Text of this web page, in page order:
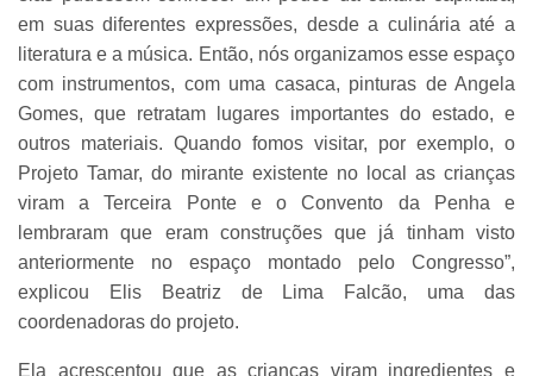
em suas diferentes expressões, desde a culinária até a
literatura e a música. Então, nós organizamos esse espaço
com instrumentos, com uma casaca, pinturas de Angela
Gomes, que retratam lugares importantes do estado, e
outros materiais. Quando fomos visitar, por exemplo, o
Projeto Tamar, do mirante existente no local as crianças
viram a Terceira Ponte e o Convento da Penha e
lembraram que eram construções que já tinham visto
anteriormente no espaço montado pelo Congresso”,
explicou Elis Beatriz de Lima Falcão, uma das
coordenadoras do projeto.
Ela acrescentou que as crianças viram ingredientes e